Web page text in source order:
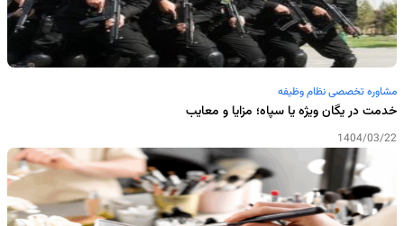
مشاوره تخصصی نظام وظیفه
خدمت در یگان ویژه یا سپاه؛ مزایا و معایب
1404/03/22